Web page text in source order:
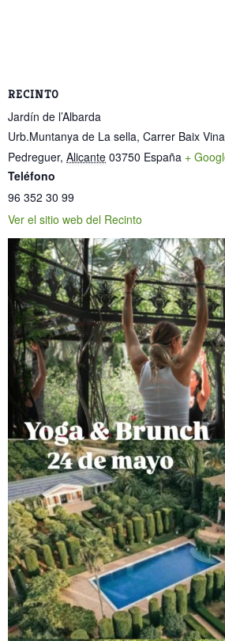
RECINTO
Jardín de l’Albarda
Urb.Muntanya de La sella, Carrer Baix
Pedreguer, Alicante 03750 España +
Teléfono
96 352 30 99
Ver el sitio web del Recinto